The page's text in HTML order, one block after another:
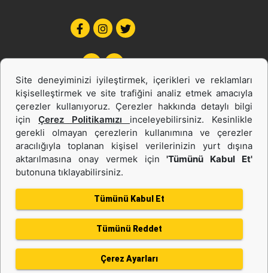
İş Makinası ve Güç Sistemleri
İkinci el ve Kiralama
Gizlilik Politikası
Kullanım Şartları
Çerez politikası
Bilgi Toplumu Hizmeti
Site deneyiminizi iyileştirmek, içerikleri ve reklamları
kişiselleştirmek ve site trafiğini analiz etmek amacıyla
çerezler kullanıyoruz. Çerezler hakkında detaylı bilgi
için Çerez Politikamızı inceleyebilirsiniz. Kesinlikle
gerekli olmayan çerezlerin kullanımına ve çerezler
aracılığıyla toplanan kişisel verilerinizin yurt dışına
aktarılmasına onay vermek için'Tümünü Kabul Et'
butonuna tıklayabilirsiniz.
Tümünü Kabul Et
Tümünü Reddet
Çerez Ayarları